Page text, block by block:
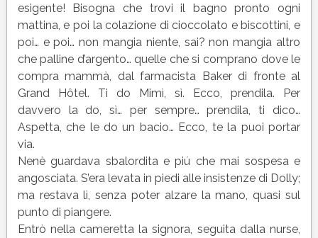
esigente! Bisogna che trovi il bagno pronto ogni
mattina, e poi la colazione di cioccolato e biscottini, e
poi… e poi… non mangia niente, sai? non mangia altro
che palline d’argento… quelle che si comprano dove le
compra mammà, dal farmacista Baker di fronte al
Grand Hôtel. Ti do Mimì, sì. Ecco, prendila. Per
davvero la do, sì… per sempre… prendila, ti dico…
Aspetta, che le do un bacio… Ecco, te la puoi portar
via.
Nenè guardava sbalordita e piú che mai sospesa e
angosciata. S’era levata in piedi alle insistenze di Dolly;
ma restava lì, senza poter alzare la mano, quasi sul
punto di piangere.
Entrò nella cameretta la signora, seguita dalla nurse,